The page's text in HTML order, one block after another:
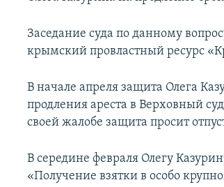
Заседание суда по данному
крымский провластный ресурс
В начале апреля защита Олега
продления ареста в Верховный
своей жалобе защита просит
В середине февраля Олегу
«Получение взятки в особо